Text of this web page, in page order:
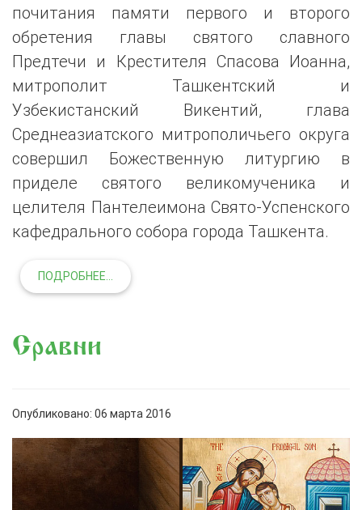
почитания памяти первого и второго
обретения главы святого славного
Предтечи и Крестителя Спасова Иоанна,
митрополит Ташкентский и
Узбекистанский Викентий, глава
Среднеазиатского митрополичьего округа
совершил Божественную литургию в
приделе святого великомученика и
целителя Пантелеимона Свято-Успенского
кафедрального собора города Ташкента.
ПОДРОБНЕЕ...
Сравни
Опубликовано: 06 марта 2016